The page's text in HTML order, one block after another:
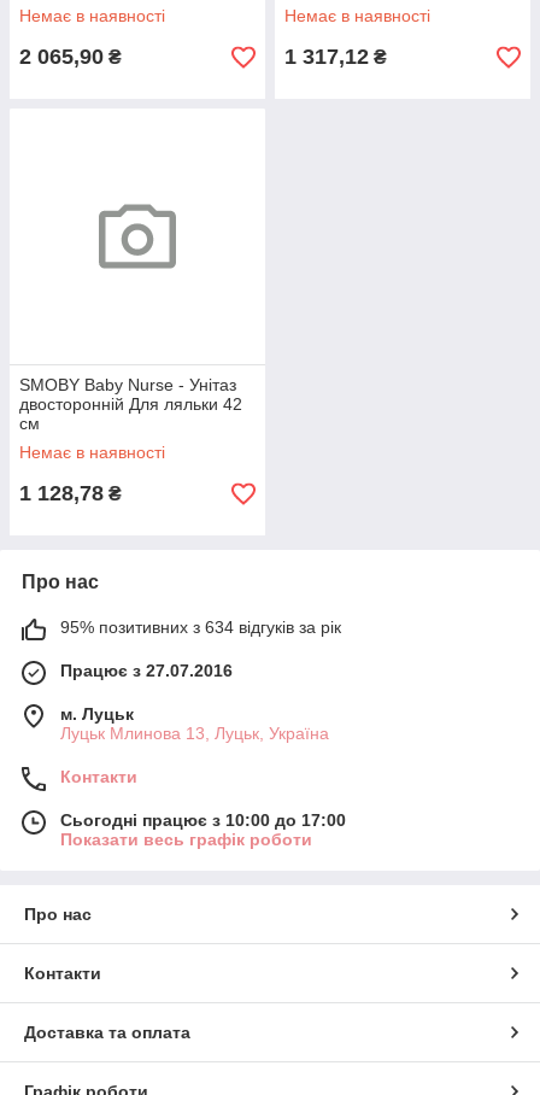
Немає в наявності
2 065,90 ₴
Немає в наявності
1 317,12 ₴
SMOBY Baby Nurse - Унітаз
двосторонній Для ляльки 42
см
Немає в наявності
1 128,78 ₴
Про нас
95% позитивних з 634 відгуків за рік
Працює з 27.07.2016
м. Луцьк
Луцьк Млинова 13, Луцьк, Україна
Контакти
Сьогодні працює з 10:00 до 17:00
Показати весь графік роботи
Про нас
Контакти
Доставка та оплата